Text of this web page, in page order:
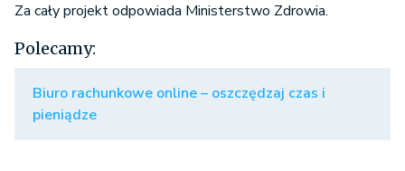
Za cały projekt odpowiada Ministerstwo Zdrowia.
Polecamy:
Biuro rachunkowe online – oszczędzaj czas i
pieniądze